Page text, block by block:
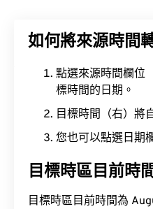
如何將來源時間
點選來源時間欄位
標時間的日期。
目標時間（右）將
您也可以點選日期
目標時區目前時
目標時區目前時間為